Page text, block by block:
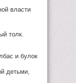
власти
толк.
и булок
детьми,